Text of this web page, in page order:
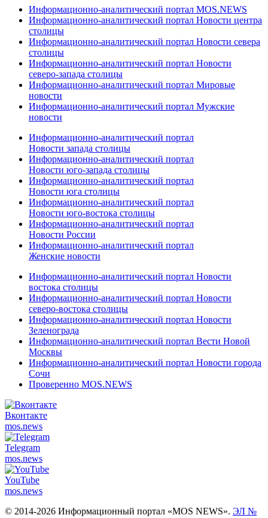
Информационно-аналитический портал MOS.NEWS
Информационно-аналитический портал Новости центра
столицы
Информационно-аналитический портал Новости севера
столицы
Информационно-аналитический портал Новости
северо-запада столицы
Информационно-аналитический портал Мировые
новости
Информационно-аналитический портал Мужские
новости
Информационно-аналитический портал
Новости запада столицы
Информационно-аналитический портал
Новости юго-запада столицы
Информационно-аналитический портал
Новости юга столицы
Информационно-аналитический портал
Новости юго-востока столицы
Информационно-аналитический портал
Новости России
Информационно-аналитический портал
Женские новости
Информационно-аналитический портал Новости
востока столицы
Информационно-аналитический портал Новости
северо-востока столицы
Информационно-аналитический портал Новости
Зеленограда
Информационно-аналитический портал Вести Новой
Москвы
Информационно-аналитический портал Новости города
Сочи
Проверенно MOS.NEWS
Вконтакте
mos.news
Telegram
mos.news
YouTube
mos.news
© 2014-2026 Информационный портал «MOS NEWS». ЭЛ №